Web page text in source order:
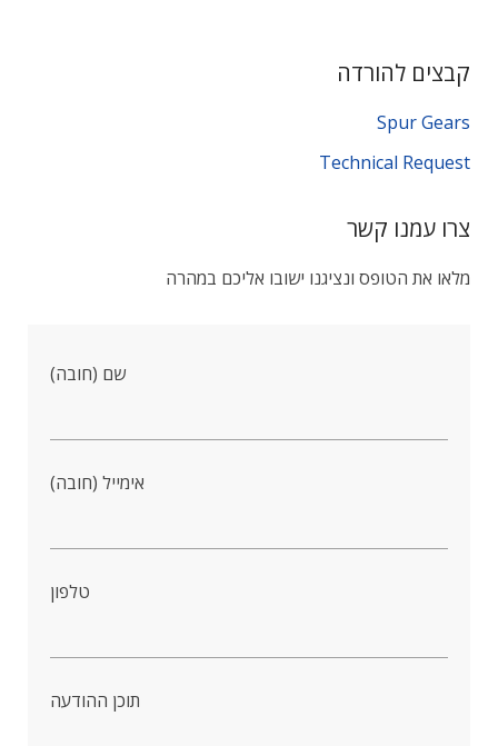
קבצים להורדה
Spur Gears
Technical Request
צרו עמנו קשר
מלאו את הטופס ונציגנו ישובו אליכם במהרה
שם (חובה)
אימייל (חובה)
טלפון
תוכן ההודעה